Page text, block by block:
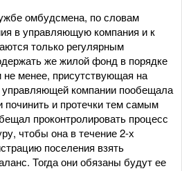
омбудсмена, по словам
в управляющую компания и к
только регулярным
же жилой фонд в порядке
не менее, присутствующая на
управляющей компании пообещала
и протечки тем самым
проконтролировать процесс
чтобы она в течение 2-х
поселения взять
Тогда они обязаны будут ее